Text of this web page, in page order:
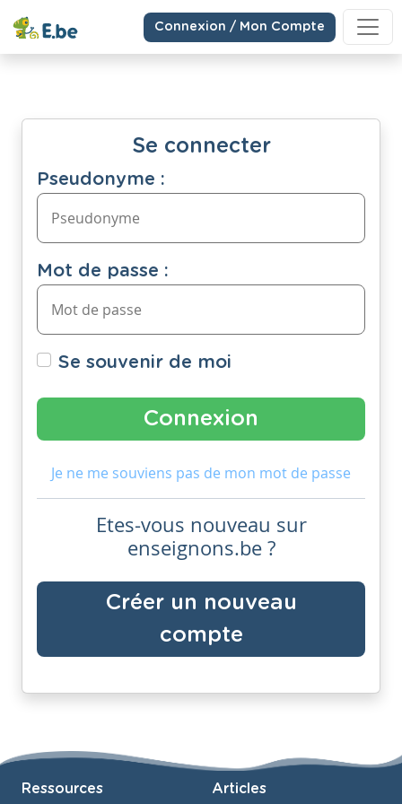
Connexion / Mon Compte
Se connecter
Pseudonyme :
Mot de passe :
Se souvenir de moi
Je ne me souviens pas de mon mot de passe
Etes-vous nouveau sur
enseignons.be ?
Créer un nouveau
compte
Ressources Articles